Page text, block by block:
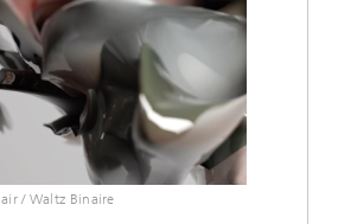
/ Waltz Binaire